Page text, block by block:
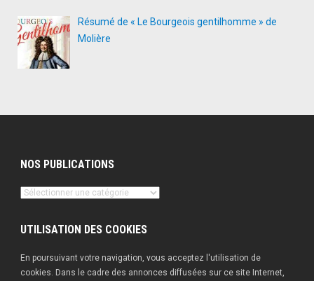
Résumé de « Le Bourgeois gentilhomme » de
Molière
NOS PUBLICATIONS
Nos
UTILISATION DES COOKIES
En poursuivant votre navigation, vous acceptez l'utilisation de
cookies. Dans le cadre des annonces diffusées sur ce site Internet,